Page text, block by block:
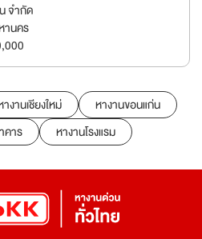
จำกัด
านคร
งานเชียงใหม่
หางานขอนแก่น
คาร หางานโรงแรม